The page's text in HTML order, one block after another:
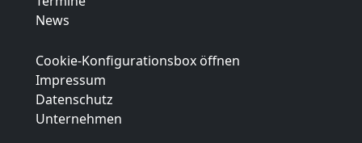
News
Cookie-Konfigurationsbox öffnen
Impressum
Datenschutz
Unternehmen